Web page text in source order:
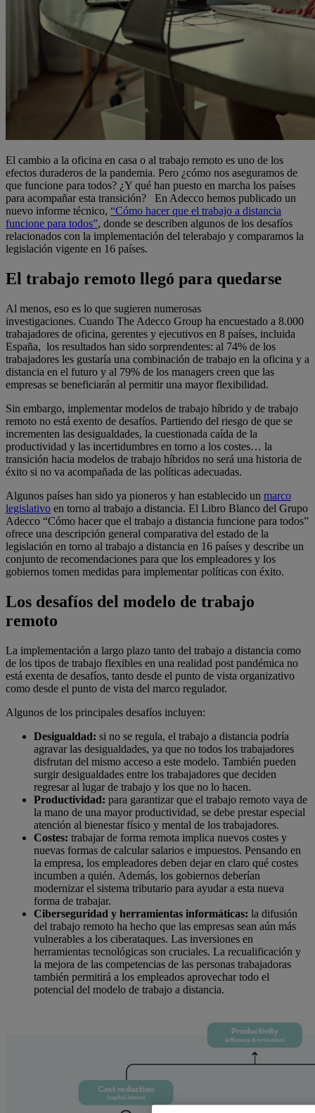
El cambio a la oficina en casa o al trabajo remoto es uno de los
efectos duraderos de la pandemia. Pero ¿cómo nos aseguramos de
que funcione para todos? ¿Y qué han puesto en marcha los países
para acompañar esta transición? En Adecco hemos publicado un
nuevo informe técnico, “Cómo hacer que el trabajo a distancia
funcione para todos”, donde se describen algunos de los desafíos
relacionados con la implementación del telerabajo y comparamos la
legislación vigente en 16 países.
El trabajo remoto llegó para quedarse
Al menos, eso es lo que sugieren numerosas
investigaciones. Cuando The Adecco Group ha encuestado a 8.000
trabajadores de oficina, gerentes y ejecutivos en 8 países, incluida
España, los resultados han sido sorprendentes: al 74% de los
trabajadores les gustaría una combinación de trabajo en la oficina y a
distancia en el futuro y al 79% de los managers creen que las
empresas se beneficiarán al permitir una mayor flexibilidad.
Sin embargo, implementar modelos de trabajo híbrido y de trabajo
remoto no está exento de desafíos. Partiendo del riesgo de que se
incrementen las desigualdades, la cuestionada caída de la
productividad y las incertidumbres en torno a los costes… la
transición hacia modelos de trabajo híbridos no será una historia de
éxito si no va acompañada de las políticas adecuadas.
Algunos países han sido ya pioneros y han establecido un marco
legislativo en torno al trabajo a distancia. El Libro Blanco del Grupo
Adecco “Cómo hacer que el trabajo a distancia funcione para todos”
ofrece una descripción general comparativa del estado de la
legislación en torno al trabajo a distancia en 16 países y describe un
conjunto de recomendaciones para que los empleadores y los
gobiernos tomen medidas para implementar políticas con éxito.
Los desafíos del modelo de trabajo
remoto
La implementación a largo plazo tanto del trabajo a distancia como
de los tipos de trabajo flexibles en una realidad post pandémica no
está exenta de desafíos, tanto desde el punto de vista organizativo
como desde el punto de vista del marco regulador.
Algunos de los principales desafíos incluyen:
Desigualdad: si no se regula, el trabajo a distancia podría
agravar las desigualdades, ya que no todos los trabajadores
disfrutan del mismo acceso a este modelo. También pueden
surgir desigualdades entre los trabajadores que deciden
regresar al lugar de trabajo y los que no lo hacen.
Productividad: para garantizar que el trabajo remoto vaya de
la mano de una mayor productividad, se debe prestar especial
atención al bienestar físico y mental de los trabajadores.
Costes: trabajar de forma remota implica nuevos costes y
nuevas formas de calcular salarios e impuestos. Pensando en
la empresa, los empleadores deben dejar en claro qué costes
incumben a quién. Además, los gobiernos deberían
modernizar el sistema tributario para ayudar a esta nueva
forma de trabajar.
Ciberseguridad y herramientas informáticas: la difusión
del trabajo remoto ha hecho que las empresas sean aún más
vulnerables a los ciberataques. Las inversiones en
herramientas tecnológicas son cruciales. La recualificación y
la mejora de las competencias de las personas trabajadoras
también permitirá a los empleados aprovechar todo el
potencial del modelo de trabajo a distancia.